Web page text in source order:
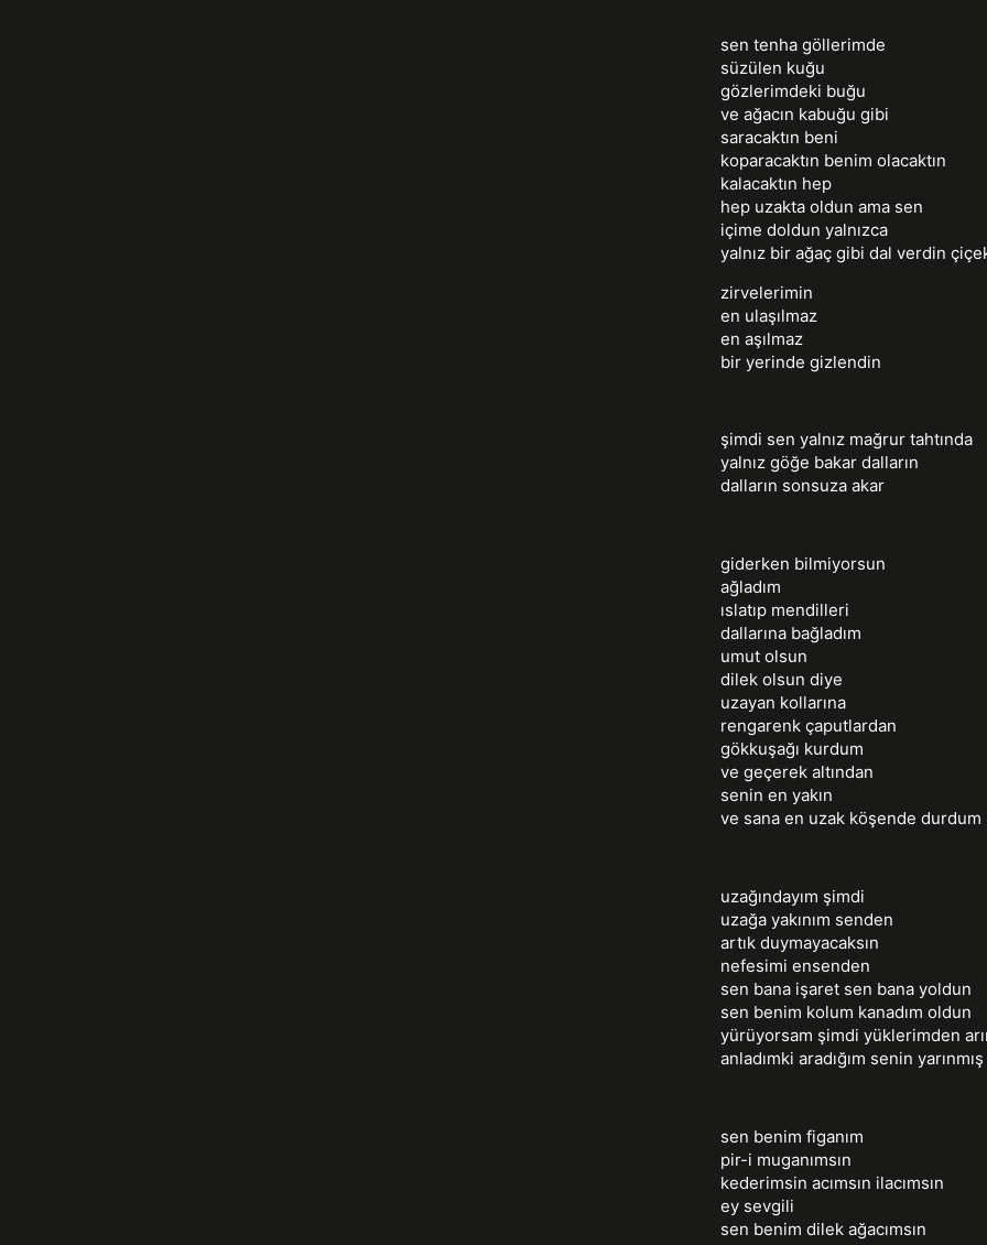
sen tenha göllerimde
süzülen kuğu
gözlerimdeki buğu
ve ağacın kabuğu gibi
saracaktın beni
koparacaktın benim olacaktın
kalacaktın hep
hep uzakta oldun ama sen
içime doldun yalnızca
yalnız bir ağaç gibi dal verdin
zirvelerimin
en ulaşılmaz
en aşılmaz
bir yerinde gizlendin
şimdi sen yalnız mağrur tahtında
yalnız göğe bakar dalların
dalların sonsuza akar
giderken bilmiyorsun
ağladım
ıslatıp mendilleri
dallarına bağladım
umut olsun
dilek olsun diye
uzayan kollarına
rengarenk çaputlardan
gökkuşağı kurdum
ve geçerek altından
senin en yakın
ve sana en uzak köşende durdum
uzağındayım şimdi
uzağa yakınım senden
artık duymayacaksın
nefesimi ensenden
sen bana işaret sen bana yoldun
sen benim kolum kanadım oldun
yürüyorsam şimdi yüklerimden
anladımki aradığım senin yarınmış
sen benim figanım
pir-i muganımsın
kederimsin acımsın ilacımsın
ey sevgili
sen benim dilek ağacımsın